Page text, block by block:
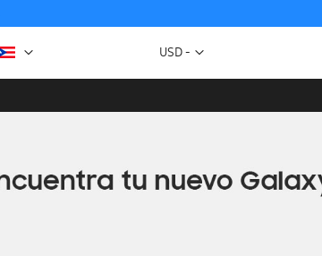
Moneda
USD -